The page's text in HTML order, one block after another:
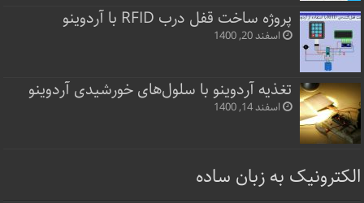
پروژه ساخت قفل‌ درب RFID با آردوینو
اسفند 20, 1400
تغذیه آردوینو با سلول‌های خورشیدی آردوینو
اسفند 14, 1400
الکترونیک به زبان ساده